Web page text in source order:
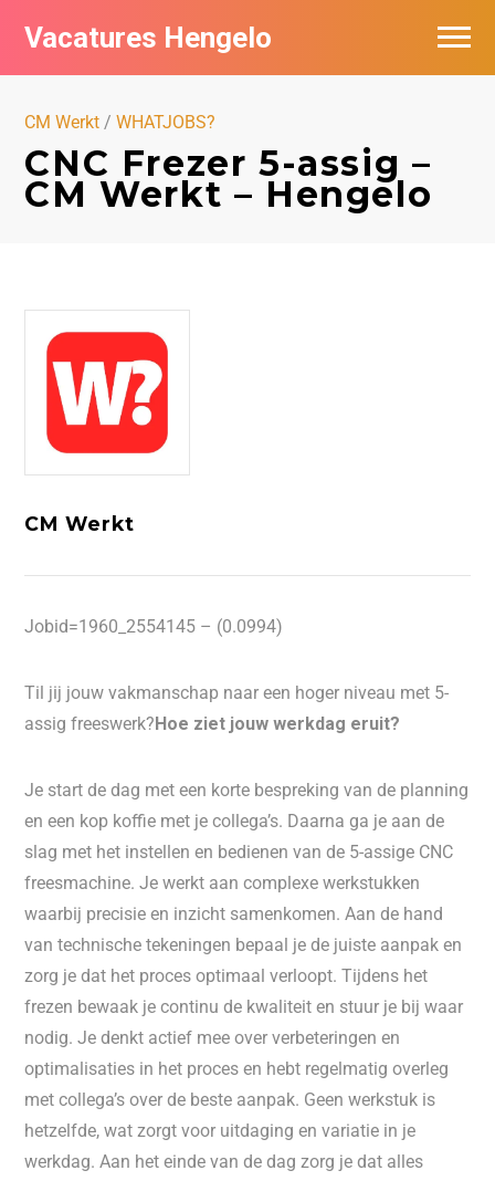
Vacatures Hengelo
CM Werkt /WHATJOBS?
CNC Frezer 5-assig –
CM Werkt – Hengelo
CM Werkt
Jobid=1960_2554145 – (0.0994)
Til jij jouw vakmanschap naar een hoger niveau met 5-
assig freeswerk?Hoe ziet jouw werkdag eruit?
Je start de dag met een korte bespreking van de planning
en een kop koffie met je collega’s. Daarna ga je aan de
slag met het instellen en bedienen van de 5-assige CNC
freesmachine. Je werkt aan complexe werkstukken
waarbij precisie en inzicht samenkomen. Aan de hand
van technische tekeningen bepaal je de juiste aanpak en
zorg je dat het proces optimaal verloopt. Tijdens het
frezen bewaak je continu de kwaliteit en stuur je bij waar
nodig. Je denkt actief mee over verbeteringen en
optimalisaties in het proces en hebt regelmatig overleg
met collega’s over de beste aanpak. Geen werkstuk is
hetzelfde, wat zorgt voor uitdaging en variatie in je
werkdag. Aan het einde van de dag zorg je dat alles
Vacatures per bedrijf in Hengelo
Nieuwsbrief feed